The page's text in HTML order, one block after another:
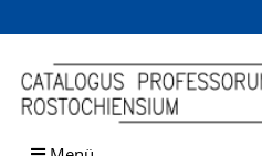
Browsen
direkt zum Inhalt